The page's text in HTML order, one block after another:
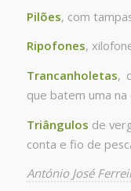
Pilões, com
Ripofones,
Trancanholetas,
que batem uma na
Triângulos de
conta e fio de
António José